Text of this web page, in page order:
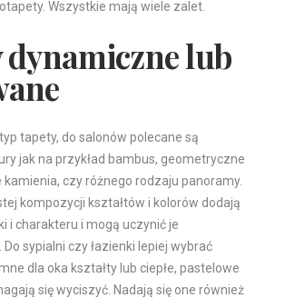
Wszystkie mają wiele zalet.
dynamiczne lub
tapety, do salonów polecane są
jak na przykład bambus, geometryczne
kamienia, czy różnego rodzaju panoramy.
kompozycji kształtów i kolorów dodają
i charakteru i mogą uczynić je
sypialni czy łazienki lepiej wybrać
dla oka kształty lub ciepłe, pastelowe
się wyciszyć. Nadają się one również